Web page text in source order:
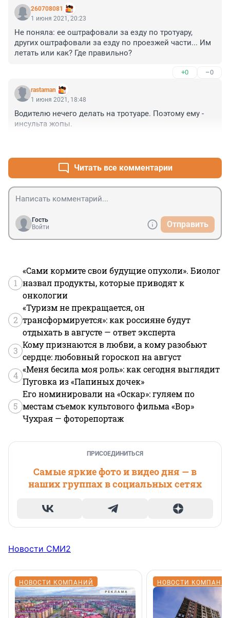
экологичная, мало места занимает, малый расход
ресурсов(бензина) низкая цена на технику. Теперь
тоже самое будет с электро-самокатами, и другими
СИМ.
Зато большие бензиновые монстры (машины)
процветают, ведь с них опупеть сколько денег рубит
Может кому то выгодно? СМИ еще эту тему раздувают
1 ДТП и все писец, самокаты запретить, а сколько за
день автоаварий происходит?
260708081
1 июня 2021, 20:23
Не поняла: ее оштрафовали за езду по тротуару,
других оштрафовали за езду по проезжей части... Им
летать или как? Где правильно?
+0 –0
rastaman
1 июня 2021, 18:48
Водителю нечего делать на тротуаре. Поэтому ему -
инсульта жопы.
Читать все комментарии
Гость
Войти
Отправить
1
«Сами кормите свои будущие опухоли». Биолог
назвал продукты, которые приводят к
онкологии
2
«Туризм не прекращается, он
трансформируется»: как россияне будут
отдыхать в августе — ответ эксперта
3
Кому признаются в любви, а кому разобьют
сердце: любовный гороскоп на август
4
«Меня бесила моя роль»: как сегодня выглядит
Пуговка из «Папиных дочек»
5
Его номинировали на «Оскар»: гуляем по
местам съемок культового фильма «Вор»
Чухрая — фоторепортаж
ПРИСОЕДИНИТЬСЯ
Самые яркие фото и видео дня — в
наших группах в социальных сетях
Новости СМИ2
НОВОСТИ КОМПАНИЙ НОВОСТИ